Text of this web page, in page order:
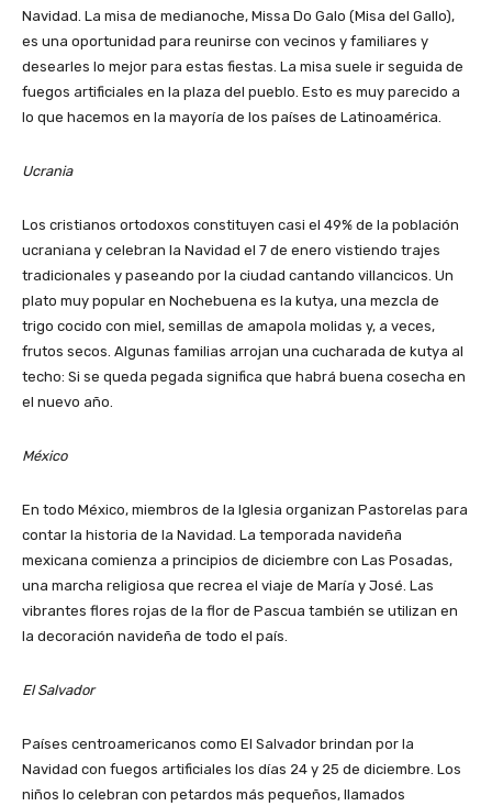
Navidad. La misa de medianoche, Missa Do Galo (Misa del Gallo),
es una oportunidad para reunirse con vecinos y familiares y
desearles lo mejor para estas fiestas. La misa suele ir seguida de
fuegos artificiales en la plaza del pueblo. Esto es muy parecido a
lo que hacemos en la mayoría de los países de Latinoamérica.
Ucrania
Los cristianos ortodoxos constituyen casi el 49% de la población
ucraniana y celebran la Navidad el 7 de enero vistiendo trajes
tradicionales y paseando por la ciudad cantando villancicos. Un
plato muy popular en Nochebuena es la kutya, una mezcla de
trigo cocido con miel, semillas de amapola molidas y, a veces,
frutos secos. Algunas familias arrojan una cucharada de kutya al
techo: Si se queda pegada significa que habrá buena cosecha en
el nuevo año.
México
En todo México, miembros de la Iglesia organizan Pastorelas para
contar la historia de la Navidad. La temporada navideña
mexicana comienza a principios de diciembre con Las Posadas,
una marcha religiosa que recrea el viaje de María y José. Las
vibrantes flores rojas de la flor de Pascua también se utilizan en
la decoración navideña de todo el país.
El Salvador
Países centroamericanos como El Salvador brindan por la
Navidad con fuegos artificiales los días 24 y 25 de diciembre. Los
niños lo celebran con petardos más pequeños, llamados